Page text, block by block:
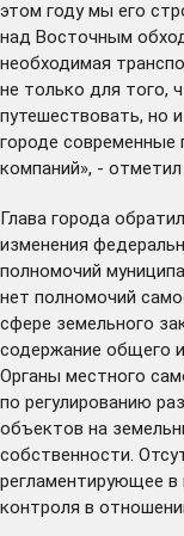
этом году мы его
над Восточным
необходимая
не только для того,
путешествовать, но
городе
компаний», -
Глава города
изменения
полномочий
нет полномочий
сфере земельного
содержание общего
Органы местного
по регулированию
объектов на
собственности.
регламентирующее в
контроля в